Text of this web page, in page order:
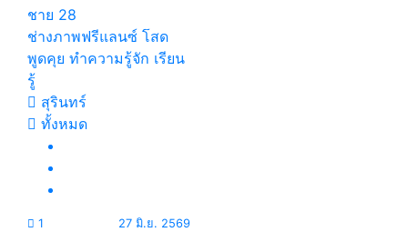
ชาย 28
ช่างภาพฟรีแลนซ์ โสด
พูดคุย ทำความรู้จัก เรียน
รู้
สุรินทร์
ทั้งหมด
1 27 มิ.ย. 2569